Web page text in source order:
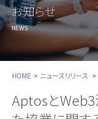
お知らせ
NEWS
HOME ニュースリリース
Aptosと